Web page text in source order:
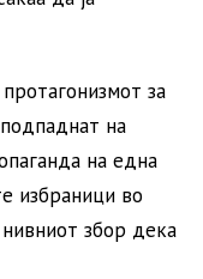
за
на
на една
избраници во
збор дека